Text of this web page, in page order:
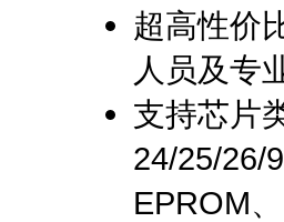
超高性价
人员及专
支持芯片
24/25/26/
EPROM